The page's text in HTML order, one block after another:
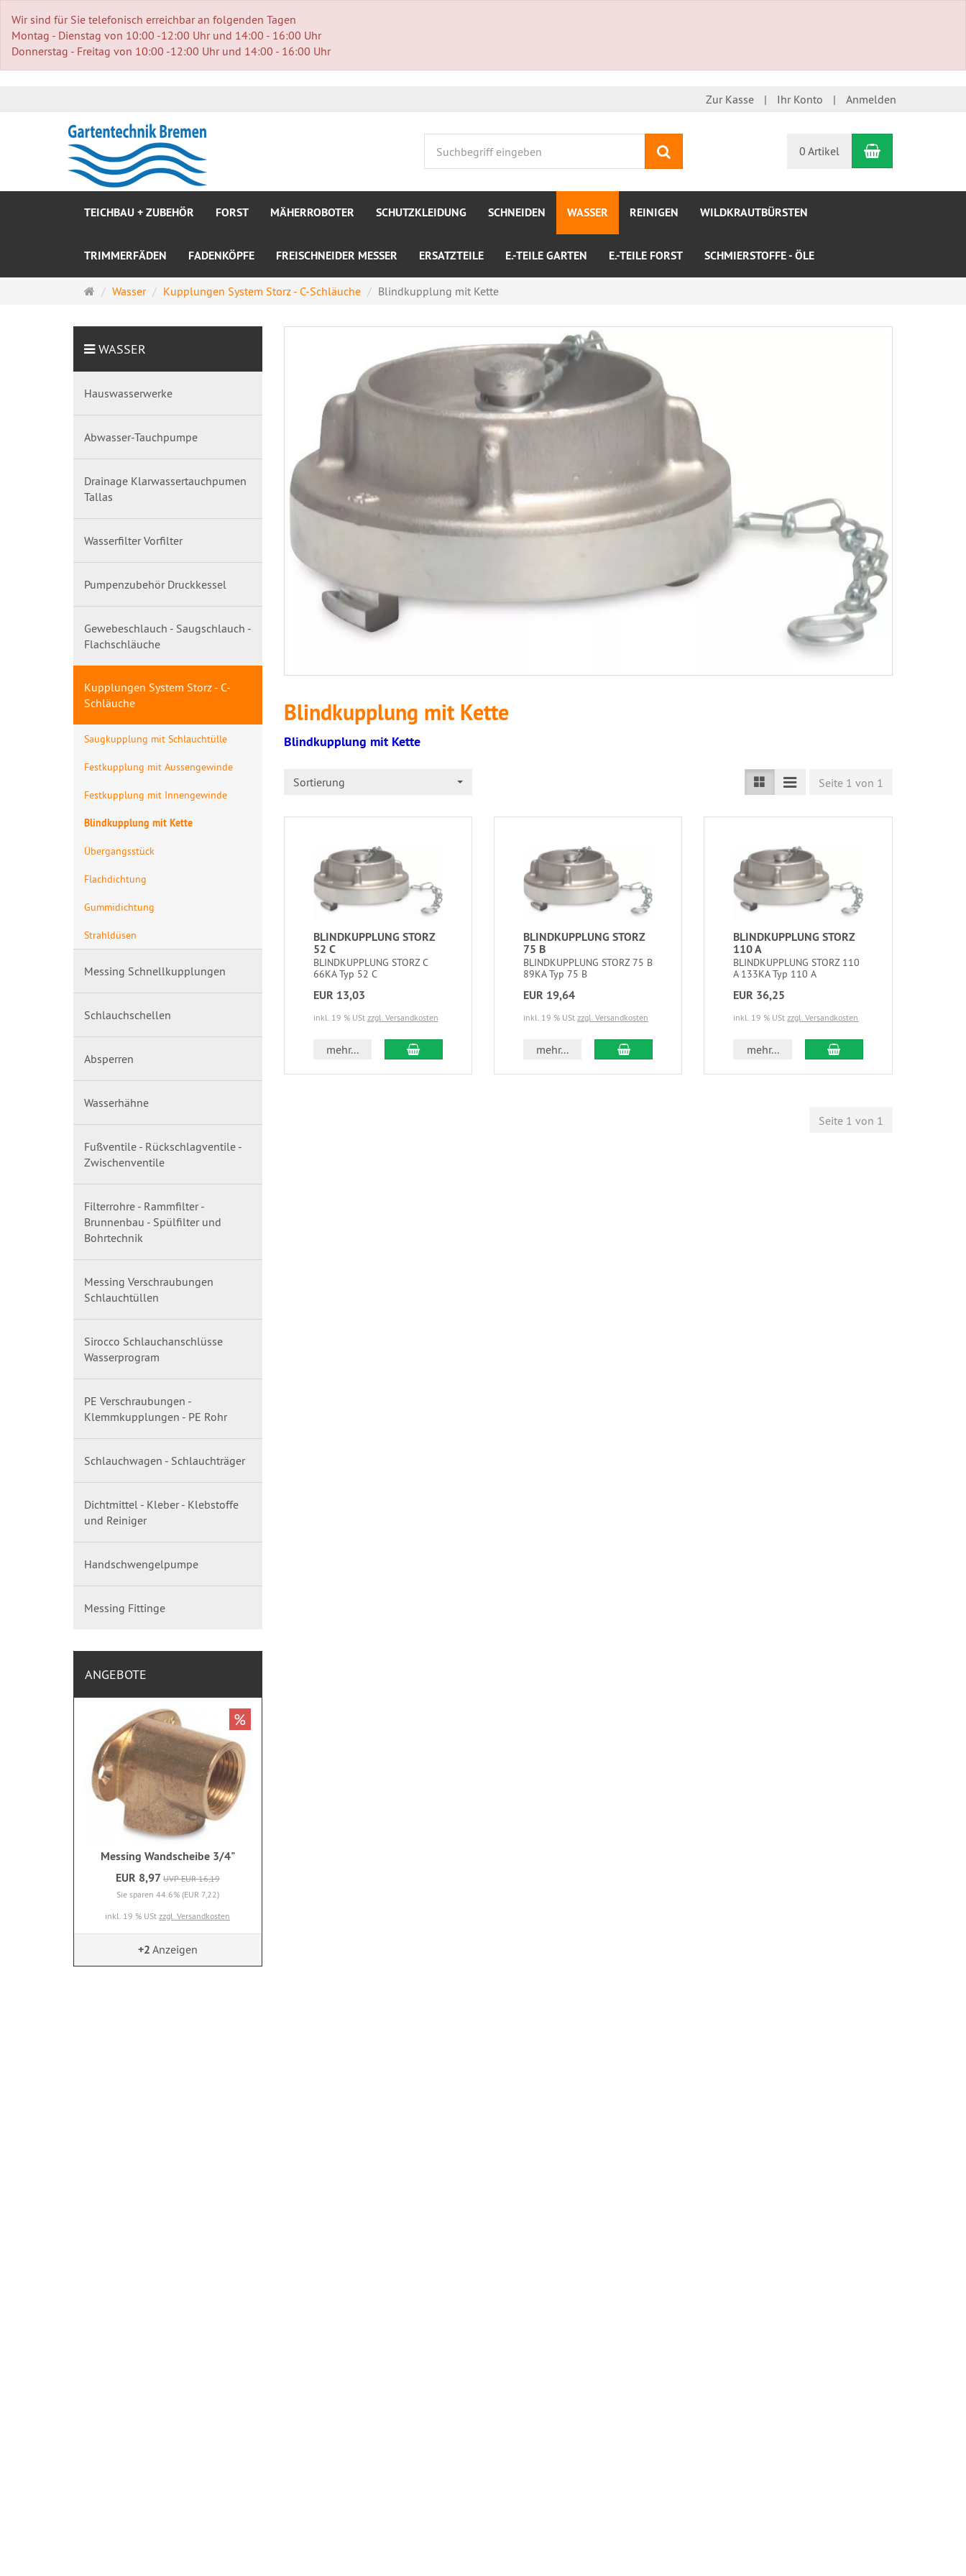
Wir sind für Sie telefonisch erreichbar an folgenden Tagen
Montag - Dienstag von 10:00 -12:00 Uhr und 14:00 - 16:00 Uhr
Donnerstag - Freitag von 10:00 -12:00 Uhr und 14:00 - 16:00 Uhr
Zur Kasse Ihr Konto Anmelden
0 Artikel Warenkorb
TEICHBAU + ZUBEHÖR FORST MÄHERROBOTER SCHUTZKLEIDUNG SCHNEIDEN WASSER REINIGEN WILDKRAUTBÜRSTEN
TRIMMERFÄDEN FADENKÖPFE FREISCHNEIDER MESSER ERSATZTEILE E.-TEILE GARTEN E.-TEILE FORST SCHMIERSTOFFE - ÖLE
Startseite
Wasser Kupplungen System Storz - C-Schläuche Blindkupplung mit Kette
Blindkupplung mit Kette
Blindkupplung mit Kette
Sortierung Seite 1 von 1
BLINDKUPPLUNG STORZ
52 C
BLINDKUPPLUNG STORZ C
66KA Typ 52 C
EUR 13,03
inkl. 19 % USt zzgl. Versandkosten
mehr...
BLINDKUPPLUNG STORZ
75 B
BLINDKUPPLUNG STORZ 75 B
89KA Typ 75 B
EUR 19,64
inkl. 19 % USt zzgl. Versandkosten
mehr...
BLINDKUPPLUNG STORZ
110 A
BLINDKUPPLUNG STORZ 110
A 133KA Typ 110 A
EUR 36,25
inkl. 19 % UStzzgl. Versandkosten
mehr...
Seite 1 von 1
WASSER
Hauswasserwerke
Abwasser-Tauchpumpe
Drainage Klarwassertauchpumen
Tallas
Wasserfilter Vorfilter
Pumpenzubehör Druckkessel
Gewebeschlauch - Saugschlauch -
Flachschläuche
Kupplungen System Storz - C-
Schläuche
Saugkupplung mit Schlauchtülle
Festkupplung mit Aussengewinde
Festkupplung mit Innengewinde
Blindkupplung mit Kette
Übergangsstück
Flachdichtung
Gummidichtung
Strahldüsen
Messing Schnellkupplungen
Schlauchschellen
Absperren
Wasserhähne
Fußventile - Rückschlagventile -
Zwischenventile
Filterrohre - Rammfilter -
Brunnenbau - Spülfilter und
Bohrtechnik
Messing Verschraubungen
Schlauchtüllen
Sirocco Schlauchanschlüsse
Wasserprogram
PE Verschraubungen -
Klemmkupplungen - PE Rohr
Schlauchwagen - Schlauchträger
Dichtmittel - Kleber - Klebstoffe
und Reiniger
Handschwengelpumpe
Messing Fittinge
ANGEBOTE
Messing Wandscheibe 3/4"
EUR 8,97 UVP EUR 16,19
Sie sparen 44.6% (EUR 7,22)
inkl. 19 % UStzzgl. Versandkosten
%
+2 Anzeigen